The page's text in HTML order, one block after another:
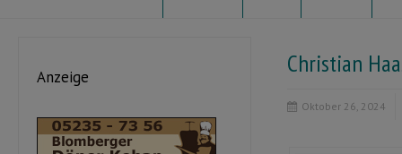
Christian
Oktober 26, 2024
Anzeige